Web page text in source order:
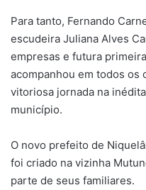
Para tanto, Fernando
escudeira Juliana Alves
empresas e futura
acompanhou em todos
vitoriosa jornada na
município.
O novo prefeito de
foi criado na vizinha
parte de seus familiares.